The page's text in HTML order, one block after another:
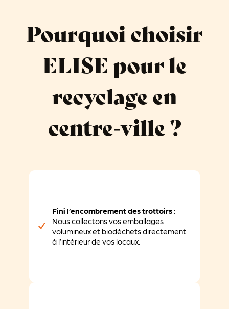
Pourquoi choisir
ELISE pour le
recyclage en
centre-ville ?
Fini l’encombrement des trottoirs :
Nous collectons vos emballages
volumineux et biodéchets directement
à l’intérieur de vos locaux.